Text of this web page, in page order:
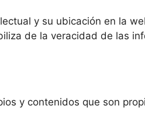
y su ubicación en la
de la veracidad de las
y contenidos que son